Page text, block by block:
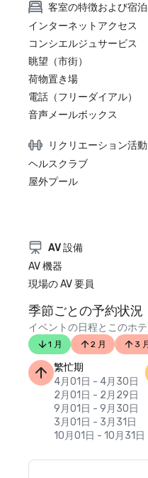
客室の特徴および宿
インターネットアクセス
コンシエルジュサービス
眺望（市街）
荷物置き場
電話（フリーダイアル）
音声メールボックス
リクリエーション活動
ヘルスクラブ
屋外プール
AV 設備
AV 機器
現場の AV 要員
季節ごとの予約状況
イベントの日程とこのホ
1 月 2 月 3 月
繁忙期
4月01日 - 4月30日
2月01日 - 2月29日
9月01日 - 9月30日
3月01日 - 3月31日
10月01日 - 10月31日